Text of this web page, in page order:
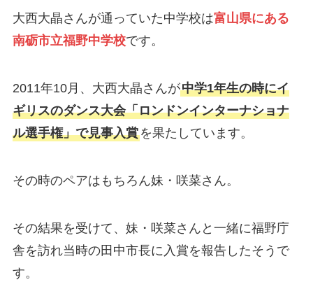
大西大晶さんが通っていた中学校は富山県にある
南砺市立福野中学校です。
2011年10月、大西大晶さんが中学1年生の時にイ
ギリスのダンス大会「ロンドンインターナショナ
ル選手権」で見事入賞を果たしています。
その時のペアはもちろん妹・咲菜さん。
その結果を受けて、妹・咲菜さんと一緒に福野庁
舎を訪れ当時の田中市長に入賞を報告したそうで
す。